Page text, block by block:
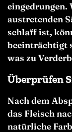
eingedrungen.
austretenden
schlaff ist,
beeinträchtigt
was zu
Überprüfen
Nach dem
das Fleisch
natürliche